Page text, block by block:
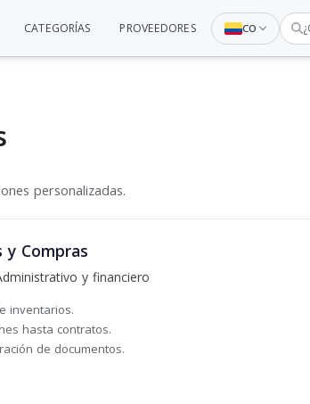
CO
CATEGORÍAS PROVEEDORES
personalizadas.
y Compras
y financiero
inventarios.
hasta contratos.
de documentos.